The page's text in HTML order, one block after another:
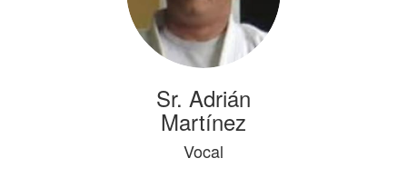
Sr. Adrián
Martínez
Vocal